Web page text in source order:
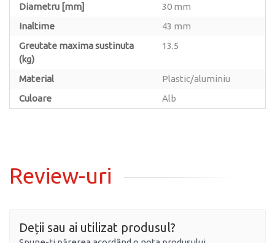
Diametru [mm]
30 mm
Inaltime
43 mm
Greutate maxima sustinuta
(kg)
13.5
Material
Plastic/aluminiu
Culoare
Alb
Review-uri
Deții sau ai utilizat produsul?